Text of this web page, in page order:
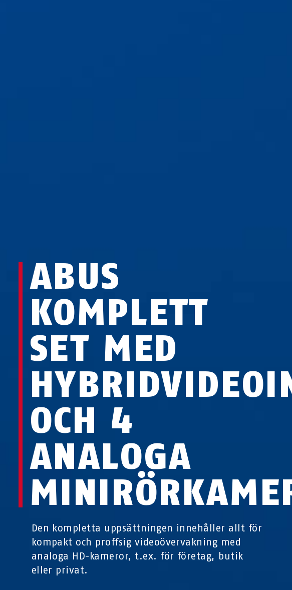
ABUS
KOMPLETT
SET MED
OCH 4
ANALOGA
Den kompletta uppsättningen innehåller allt för
kompakt och proffsig videoövervakning med
analoga HD-kameror, t.ex. för företag, butik
eller privat.